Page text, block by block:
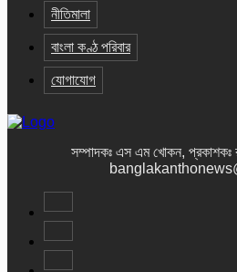
নীতিমালা
বাংলা কণ্ঠ পরিবার
যোগাযোগ
সম্পাদকঃ এস এম খোকন, প্রকাশকঃ